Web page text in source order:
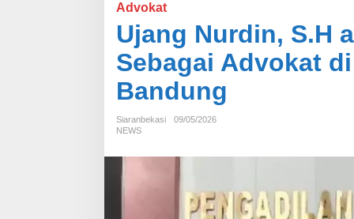
d
n
S
a
t
Advokat
Ujang Nurdin, S.H
Sebagai Advokat
Bandung
Siaranbekasi
09/05/2026
NEWS